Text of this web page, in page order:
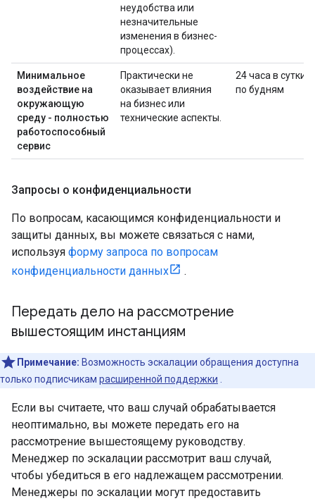
неудобства или
незначительные
изменения в бизнес-
процессах).
Минимальное
воздействие на
окружающую
среду - полностью
работоспособный
сервис
Практически не
оказывает влияния
на бизнес или
технические аспекты.
24 часа в сутки
по будням
Запросы о конфиденциальности
По вопросам, касающимся конфиденциальности и
защиты данных, вы можете связаться с нами,
используя форму запроса по вопросам
конфиденциальности данных
.
Передать дело на рассмотрение
вышестоящим инстанциям
Примечание: Возможность эскалации обращения доступна
только подписчикам расширенной поддержки
Если вы считаете, что ваш случай обрабатывается
неоптимально, вы можете передать его на
рассмотрение вышестоящему руководству.
Менеджер по эскалации рассмотрит ваш случай,
чтобы убедиться в его надлежащем рассмотрении.
Менеджеры по эскалации могут предоставить